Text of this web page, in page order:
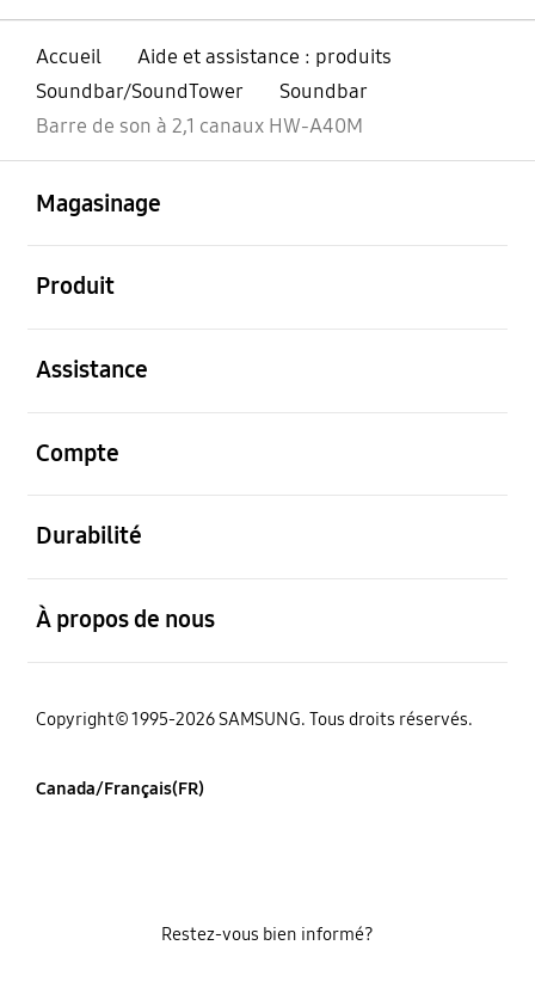
Accueil
Aide et assistance : produits
Soundbar/SoundTower
Soundbar
Barre de son à 2,1 canaux HW-A40M
Magasinage
Produit
Assistance
Compte
Durabilité
À propos de nous
Copyright© 1995-2026 SAMSUNG. Tous droits réservés.
Canada/Français(FR)
Restez-vous bien informé?